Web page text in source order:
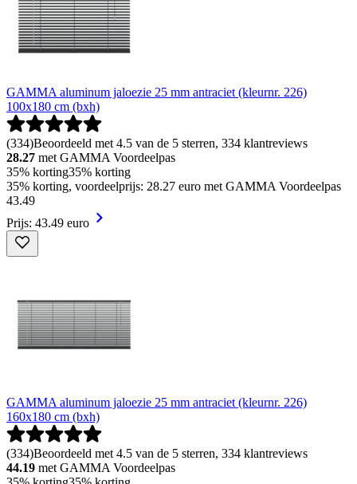
GAMMA aluminum jaloezie 25 mm antraciet (kleurnr. 226)
100x180 cm (bxh)
(334)Beoordeeld met 4.5 van de 5 sterren, 334 klantreviews
28.27 met GAMMA Voordeelpas
35% korting35% korting
35% korting, voordeelprijs: 28.27 euro met GAMMA Voordeelpas
43.49
Prijs: 43.49 euro
GAMMA aluminum jaloezie 25 mm antraciet (kleurnr. 226)
160x180 cm (bxh)
(334)Beoordeeld met 4.5 van de 5 sterren, 334 klantreviews
44.19 met GAMMA Voordeelpas